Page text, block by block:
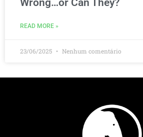
Wrong…or Can They?
READ MORE »
23/06/2025 Nenhum comentário